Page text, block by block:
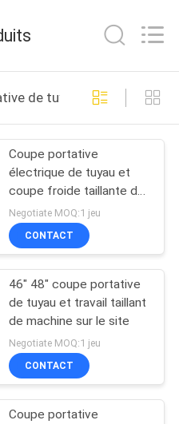
de
61
de
59
de tuyau et machine
Coupe portative
électrique de tuyau et
coupe froide taillante de
machine sur le site
Negotiate MOQ:1 jeu
CONTACT
46" 48" coupe portative
de tuyau et travail taillant
de machine sur le site
Negotiate MOQ:1 jeu
CONTACT
Coupe portative